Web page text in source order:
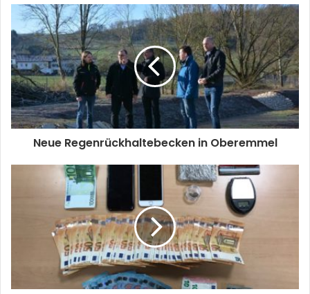
Neue Regenrückhaltebecken in Oberemmel